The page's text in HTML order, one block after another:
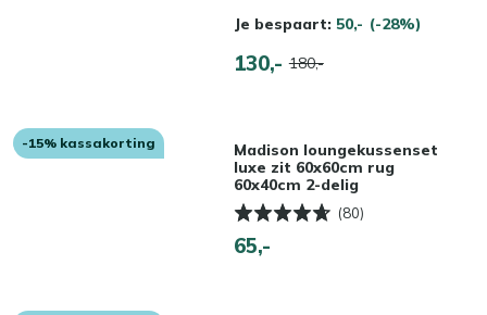
Je bespaart: 50,- (-28%)
130,- 180,-
-15% kassakorting
Madison loungekussenset
luxe zit 60x60cm rug
60x40cm 2-delig
(80)
65,-